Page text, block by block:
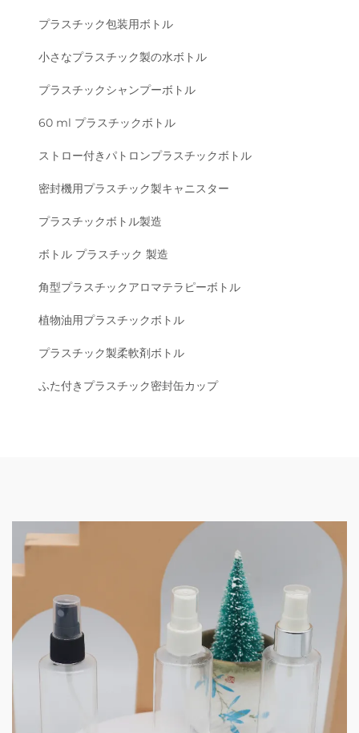
プラスチック包装用ボトル
小さなプラスチック製の水ボトル
プラスチックシャンプーボトル
60 ml プラスチックボトル
ストロー付きパトロンプラスチックボトル
密封機用プラスチック製キャニスター
プラスチックボトル製造
ボトル プラスチック 製造
角型プラスチックアロマテラピーボトル
植物油用プラスチックボトル
プラスチック製柔軟剤ボトル
ふた付きプラスチック密封缶カップ